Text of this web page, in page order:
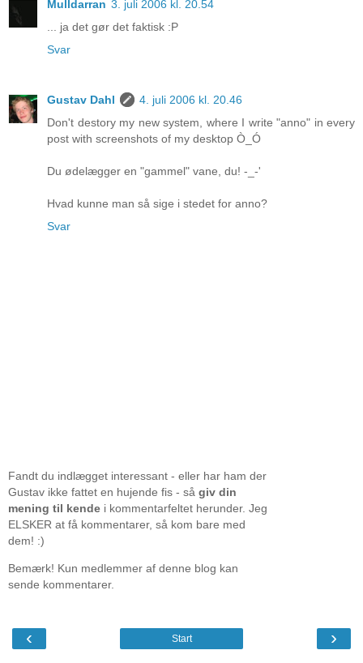
Mulldarran 3. juli 2006 kl. 20.54
... ja det gør det faktisk :P
Svar
Gustav Dahl
4. juli 2006 kl. 20.46
Don't destory my new system, where I write "anno" in every
post with screenshots of my desktop Ò_Ó
Du ødelægger en "gammel" vane, du! -_-'
Hvad kunne man så sige i stedet for anno?
Svar
Fandt du indlægget interessant - eller har ham der
Gustav ikke fattet en hujende fis - så giv din
mening til kende i kommentarfeltet herunder. Jeg
ELSKER at få kommentarer, så kom bare med
dem! :)
Bemærk! Kun medlemmer af denne blog kan
sende kommentarer.
‹ ›
Start